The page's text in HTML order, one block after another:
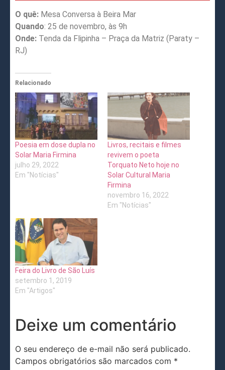
O quê: Mesa Conversa à Beira Mar
Quando: 25 de novembro, às 9h
Onde: Tenda da Flipinha – Praça da Matriz (Paraty –
RJ)
Relacionado
Poesia em dose dupla no
Solar Maria Firmina
julho 29, 2022
Em "Notícias"
Livros, recitais e filmes
revivem o poeta
Torquato Neto hoje no
Solar Cultural Maria
Firmina
novembro 16, 2022
Em "Notícias"
Feira do Livro de São Luís
setembro 1, 2019
Em "Artigos"
Deixe um comentário
O seu endereço de e-mail não será publicado.
Campos obrigatórios são marcados com *